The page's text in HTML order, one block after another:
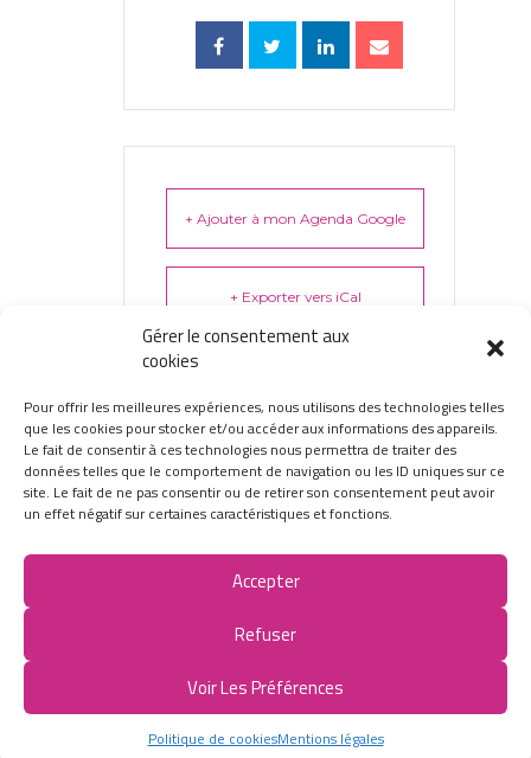
Gérer le consentement aux
cookies
Pour offrir les meilleures expériences, nous utilisons des technologies telles
que les cookies pour stocker et/ou accéder aux informations des appareils.
Le fait de consentir à ces technologies nous permettra de traiter des
données telles que le comportement de navigation ou les ID uniques sur ce
site. Le fait de ne pas consentir ou de retirer son consentement peut avoir
un effet négatif sur certaines caractéristiques et fonctions.
Accepter
Refuser
Voir Les Préférences
Politique de cookiesMentions légales
+ Ajouter à mon Agenda Google
+ Exporter vers iCal
Mentions légales
Protection des données
contact@restev.fr
2018 © RESTEV : Réseau Santé au Travail
Agence Morgane